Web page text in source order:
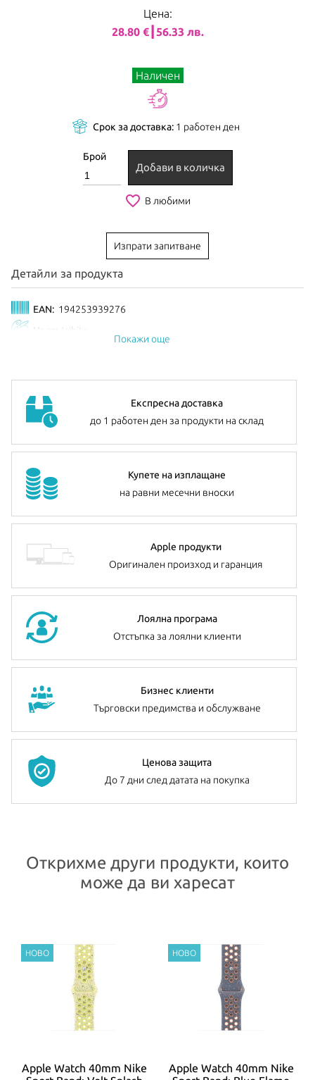
Цена:
28.80 €┃56.33 лв.
Наличен
Срок за доставка:1 работен ден
Брой
Добави в количка
favorite_border В любими
Изпрати запитване
Детайли за продукта
EAN: 194253939276
White
Покажи още
Експресна доставка
до 1 работен ден за продукти на склад
Купете на изплащане
на равни месечни вноски
Apple продукти
Оригинален произход и гаранция
Лоялна програма
Отстъпка за лоялни клиенти
Бизнес клиенти
Търговски предимства и обслужване
Ценова защита
До 7 дни след датата на покупка
Открихме други продукти, които
може да ви харесат
Apple Watch 40mm Nike
Apple Watch 40mm Nike